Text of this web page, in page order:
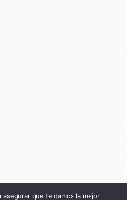
asegurar que te damos la mejor